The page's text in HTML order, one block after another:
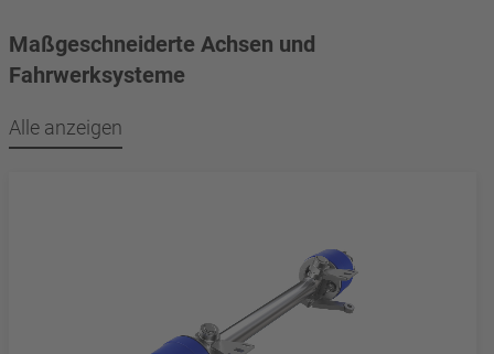
Maßgeschneiderte Achsen und
Fahrwerksysteme
Alle anzeigen